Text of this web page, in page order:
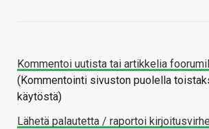
Kommentoi uutista tai artikkelia
(Kommentointi sivuston puolella
käytöstä)
Lähetä palautetta / raportoi